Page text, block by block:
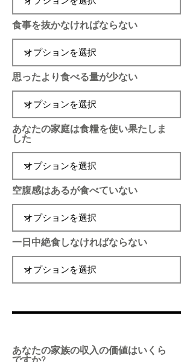
食事を抜かなければならない
思ったより食べる量が少ない
あなたの家庭は食糧を使い果たしま
した
空腹感はあるが食べていない
一日中絶食しなければならない
あなたの家族の収入の価値はいくら
ですか?